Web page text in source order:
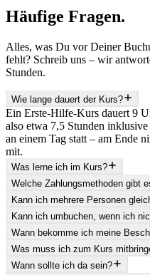
Häufige Fragen.
Alles, was Du vor Deiner
fehlt? Schreib uns – wir
Stunden.
Wie lange dauert der Kurs?
Ein Erste-Hilfe-Kurs dauert 9
also etwa 7,5 Stunden
an einem Tag statt – am Ende
mit.
Was lerne ich im Kurs?
Welche Zahlungsmethoden gibt
Kann ich mehrere Personen
Kann ich umbuchen, wenn ich
Wann bekomme ich meine
Was muss ich zum Kurs
Wann sollte ich da sein?